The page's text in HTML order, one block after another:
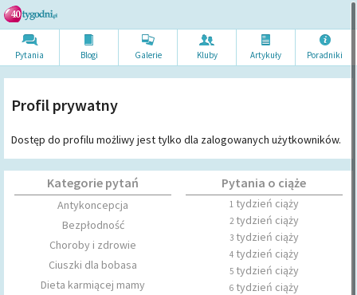
Pytania Blogi Galerie Kluby Artykuły Poradniki
Profil prywatny
Dostęp do profilu możliwy jest tylko dla zalogowanych użytkowników.
Kategorie pytań
Antykoncepcja
Bezpłodność
Choroby i zdrowie
Ciuszki dla bobasa
Dieta karmiącej mamy
Pytania o ciąże
1tydzień ciąży
2tydzień ciąży
3tydzień ciąży
4tydzień ciąży
5tydzień ciąży
6tydzień ciąży